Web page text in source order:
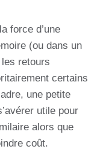
force d’une
(ou dans un
retours
certains
une petite
utile pour
alors que
coût.